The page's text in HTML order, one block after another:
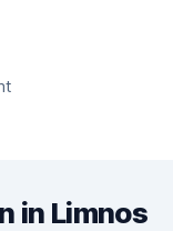
in Limnos